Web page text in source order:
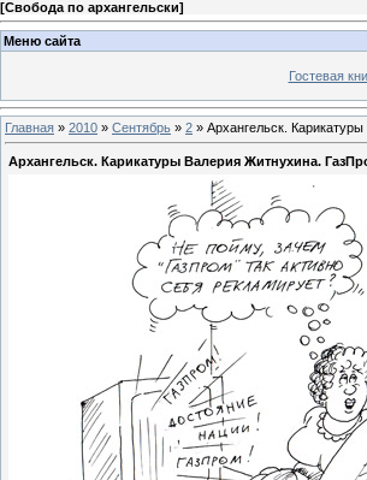
[Свобода по архангельски]
Меню сайта
Гостевая
Главная » 2010 » Сентябрь » 2 » Архангельск.
Архангельск. Карикатуры Валерия Житнухина.